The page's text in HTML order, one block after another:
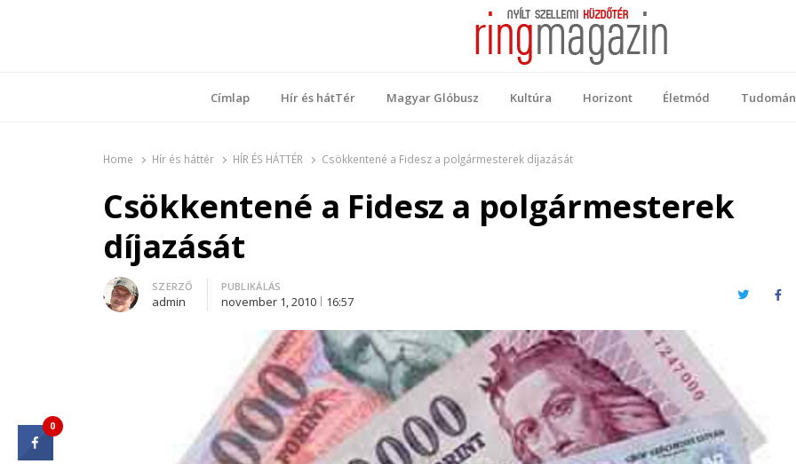
Címlap
Hír és hátTér Magyar Glóbusz Kultúra Horizont Életmód
Home Hír és háttér HÍR ÉS HÁTTÉR Csökkentené a Fidesz a polgármesterek díjazását
Csökkentené a Fidesz a polgármesterek
díjazását
Author
SZERZŐ
admin
PUBLIKÁLÁS
november 1, 2010 16:57 Twitter
0